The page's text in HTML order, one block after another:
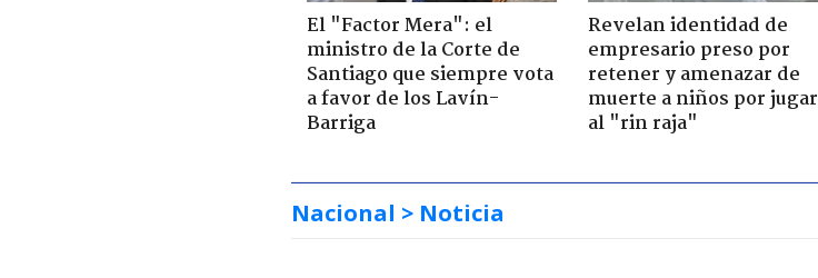
El "Factor Mera": el
ministro de la Corte de
Santiago que siempre vota
a favor de los Lavín-
Barriga
Revelan identidad de
empresario preso por
retener y amenazar de
muerte a niños por jugar
al "rin raja"
Nacional > Noticia